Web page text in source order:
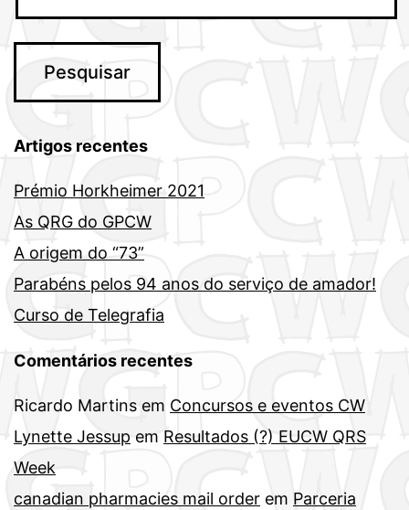
Artigos recentes
Prémio Horkheimer 2021
As QRG do GPCW
A origem do “73”
Parabéns pelos 94 anos do serviço de amador!
Curso de Telegrafia
Comentários recentes
Ricardo Martins em Concursos e eventos CW
Lynette Jessup em Resultados (?) EUCW QRS
Week
canadian pharmacies mail order em Parceria